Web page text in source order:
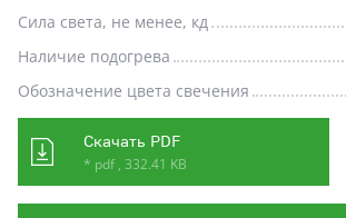
Сила света, не менее, кд
Наличие подогрева
Обозначение цвета свечения
Скачать PDF
* pdf , 332.41 KB